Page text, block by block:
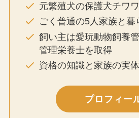
元繁殖犬の保護犬チワ
ごく普通の5人家族と暮
飼い主は愛玩動物飼養
管理栄養士を取得
資格の知識と家族の実
プロフィー